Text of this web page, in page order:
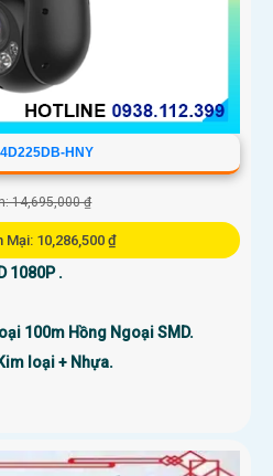
HNY
14,695,000 ₫
Mại: 10,286,500 ₫
1080P .
100m Hồng Ngoại SMD.
loại + Nhựa.